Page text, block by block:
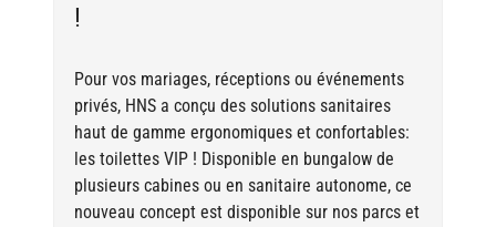
!
Pour vos mariages, réceptions ou événements
privés, HNS a conçu des solutions sanitaires
haut de gamme ergonomiques et confortables:
les toilettes VIP ! Disponible en bungalow de
plusieurs cabines ou en sanitaire autonome, ce
nouveau concept est disponible sur nos parcs et